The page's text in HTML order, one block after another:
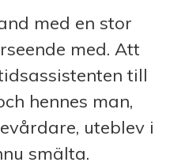
med en stor
med. Att
till
hennes man,
uteblev i
smälta.